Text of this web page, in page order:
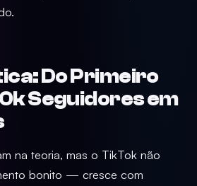
Do Primeiro
Seguidores em
na teoria, mas o TikTok não
bonito — cresce com